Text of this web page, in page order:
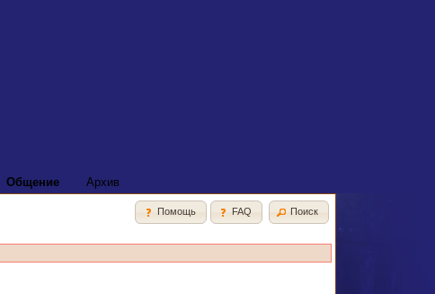
Общение Архив
Помощь FAQ
Поиск